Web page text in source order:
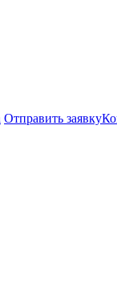
Отправить заявку